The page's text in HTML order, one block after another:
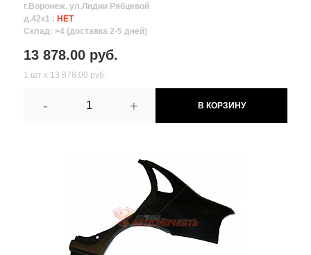
г.Воронеж, ул.Лидии Рябцевой
д.42к1 : НЕТ
Склад: >4 (доставка 2-5 дней)
13 878.00 руб.
1 шт х 13 878.00 руб.
- + В КОРЗИНУ